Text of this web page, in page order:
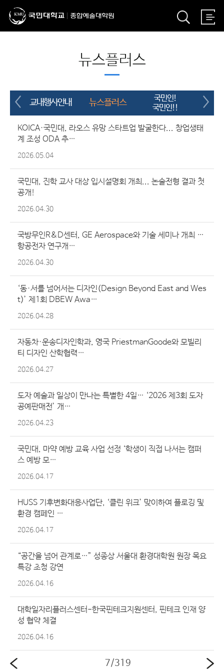
뉴스플러스
교내행사안내 뉴스플러스
국민인!
국민인!!
KOICA·국민대, 라오스 유망 스타트업 발굴한다... 창업생태
계 조성 ODA 추…
2026.05.04
국민대, 진학 교사 대상 입시설명회 개최... 논술전형 결과 첫
공개!
2026.04.30
국방무인R&D센터, GE Aerospace와 기술 세미나 개최 …
항공전자 연구개…
2026.04.30
‘동·서를 넘어서는 디자인(Design Beyond East and Wes
t)’ 제1회 DBEW Awa…
2026.04.28
자동차·운송디자인학과, 영국 PriestmanGoode와 모빌리
티 디자인 산학협력…
2026.04.27
도자 예술과 일상이 만나는 특별한 4일… ‘2026 제3회 도자
공예판매전’ 개…
2026.04.23
국민대, 마약 예방 교육 사업 선정 ‘학생이 직접 나서는 캠퍼
스 예방 모…
2026.04.17
HUSS 기후변화대응사업단, ‘클린 위크’ 맞이하여 플로깅 및
환경 캠페인 …
2026.04.17
“공간을 넘어 관계로…” 성종상 서울대 환경대학원 원장 목요
특강 초청 강연
2026.04.16
대학일자리플러스센터-한국핀테크지원센터, 핀테크 인재 양
성 협약 체결
2026.04.16
7/319